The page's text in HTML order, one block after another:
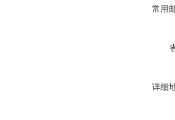
常用
详细